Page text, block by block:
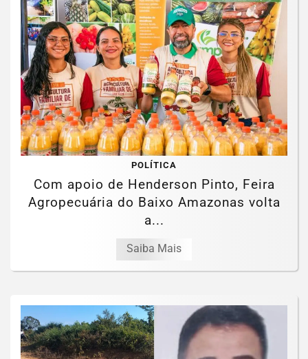
POLÍTICA
Com apoio de Henderson Pinto, Feira
Agropecuária do Baixo Amazonas volta
a...
Saiba Mais